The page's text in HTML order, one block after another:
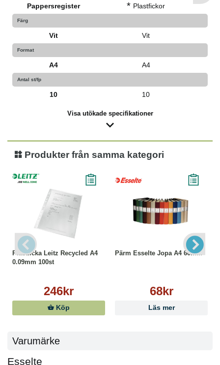
Pappersregister * Plastfickor
Färg
Vit Vit
Format
A4 A4
Antal st/fp
10 10
Visa utökade specifikationer
Produkter från samma kategori
Plastficka Leitz Recycled A4
0.09mm 100st
246kr
Köp
Pärm Esselte Jopa A4 60mm
68kr
Läs mer
Varumärke
Esselte